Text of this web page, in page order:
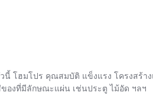
โฮมโปร คุณสมบัติ แข็งแรง โครงสร้า
ของที่มีลักษณะแผ่น เช่นประตู ไม้อัด ฯลฯ